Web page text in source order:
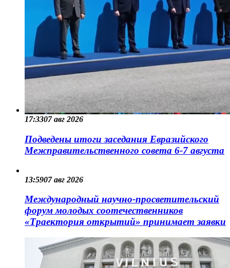
17:3307 авг 2026
Подведены итоги заседания Евразийского
Межправительственного совета 6-7 августа
13:5907 авг 2026
Международный научно-просветительский
форум молодых соотечественников
«Траектория открытий» принимает заявки